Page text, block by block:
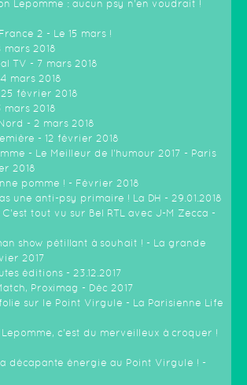
Lepomme : aucun psy n'en voudrait !
2 - Le 15 mars !
mars 2018
TV - 7 mars 2018
mars 2018
février 2018
mars 2018
- 2 mars 2018
- 12 février 2018
- Le Meilleur de l'humour 2017 - Paris
2018
pomme ! - Février 2018
une anti-psy primaire ! La DH - 29.01.2018
tout vu sur Bel RTL avec J-M Zecca -
show pétillant à souhait ! - La grande
2017
éditions - 23.12.2017
Proximag - Déc 2017
sur le Point Virgule - La Parisienne Life
Lepomme, c'est du merveilleux à croquer !
décapante énergie au Point Virgule ! -